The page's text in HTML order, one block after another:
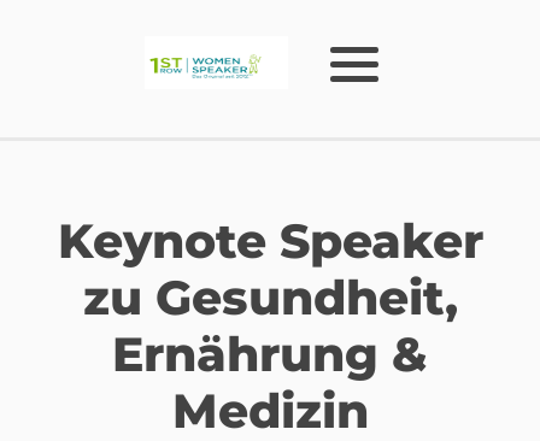
Keynote Speaker
zu Gesundheit,
Ernährung &
Medizin